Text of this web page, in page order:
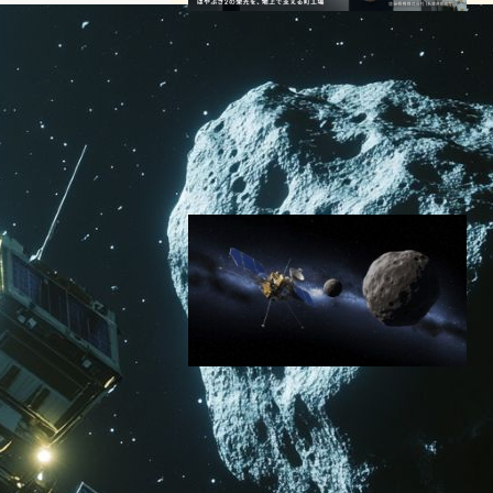
「神はミクロンに宿る」─宇
宙開発を支える姫路の町工
場、佐藤精機の技術力
スペーステクノロジーニュース｜
テクノロジーと社会ニュース｜
テクノロジーと経済ニュース
取材
2026年7月6日15:40
はやぶさ2、探査機とほぼ同
サイズの小惑星1998 KY26へ
の前例なき挑戦へ
スペーステクノロジーニュース
2025年9月21日7:30